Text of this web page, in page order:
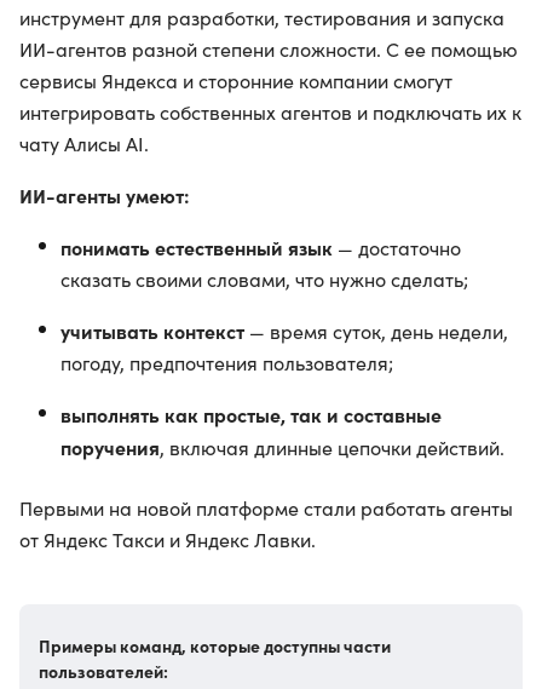
инструмент для разработки, тестирования и запуска
ИИ-агентов разной степени сложности. С ее помощью
сервисы Яндекса и сторонние компании смогут
интегрировать собственных агентов и подключать их к
чату Алисы AI.
ИИ-агенты умеют:
понимать естественный язык — достаточно
сказать своими словами, что нужно сделать;
учитывать контекст — время суток, день недели,
погоду, предпочтения пользователя;
выполнять как простые, так и составные
поручения, включая длинные цепочки действий.
Первыми на новой платформе стали работать агенты
от Яндекс Такси и Яндекс Лавки.
Примеры команд, которые доступны части
пользователей: